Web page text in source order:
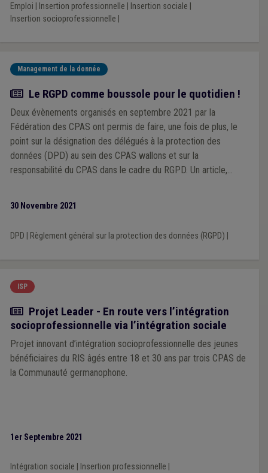
pointer les grands éléments de cette question... Insoluble.
Emploi Insertion professionnelle Insertion sociale
Insertion socioprofessionnelle
Management de la donnée
Article
Le RGPD comme boussole pour le quotidien !
Deux évènements organisés en septembre 2021 par la
Fédération des CPAS ont permis de faire, une fois de plus, le
point sur la désignation des délégués à la protection des
données (DPD) au sein des CPAS wallons et sur la
responsabilité du CPAS dans le cadre du RGPD. Un article,
30 Novembre 2021
DPD Règlement général sur la protection des données (RGPD)
ISP
Article
Projet Leader - En route vers l’intégration
socioprofessionnelle via l’intégration sociale
Projet innovant d’intégration socioprofessionnelle des jeunes
bénéficiaires du RIS âgés entre 18 et 30 ans par trois CPAS de
la Communauté germanophone.
1er Septembre 2021
Intégration sociale Insertion professionnelle